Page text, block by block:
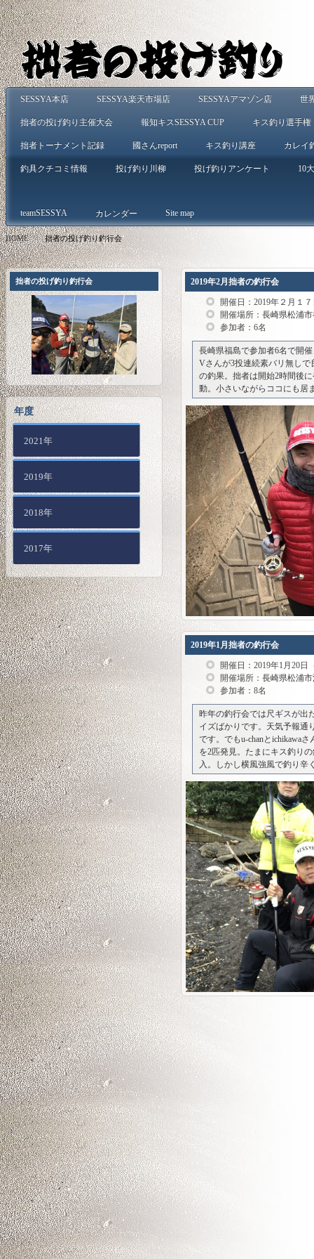
SESSYA本店 SESSYA楽天市場店 SESSYAアマゾン店 世
拙者の投げ釣り主催大会 報知キスSESSYA CUP キス釣り選手権
拙者トーナメント記録 國さんreport キス釣り講座 カレイ
釣具クチコミ情報 投げ釣り川柳 投げ釣りアンケート 10
teamSESSYA カレンダー Site map
HOME > 拙者の投げ釣り釣行会
2019年2月拙者の釣行会
開催日：2019年２月１
開催場所： 長崎県松浦
参加者：6名
長崎県福島で参加者6名で開
Vさんが3投連続素バリ無し
の釣果。拙者は開始2時間後
動。小さいながらココにも居
2019年1月拙者の釣行会
開催日：2019年1月20日
開催場所： 長崎県松浦
参加者：8名
昨年の釣行会では尺ギスが出
イズばかりです。天気予報通
です。でもu-chanとichikawa
を2匹発見。たまにキス釣り
入。しかし横風強風で釣り辛
拙者の投げ釣り釣行会
年度
2021年
2019年
2018年
2017年